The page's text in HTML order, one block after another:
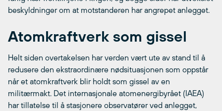
beskyldninger om at motstanderen har angrepet anlegget.
Atomkraftverk som gissel
Helt siden overtakelsen har verden vært ute av stand til å
redusere den ekstraordinære nødsituasjonen som oppstår
når et atomkraftverk blir holdt som gissel av en
militærmakt. Det internasjonale atomenergibyrået (IAEA)
har tillatelse til å stasjonere observatører ved anlegget,